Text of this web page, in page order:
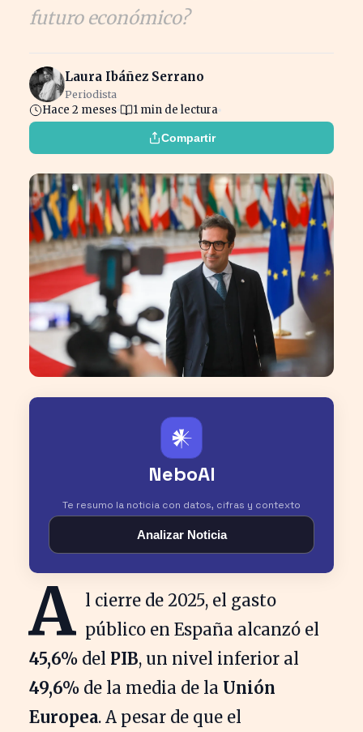
futuro económico?
Laura Ibáñez Serrano
Periodista
Hace 2 meses 1 min de lectura
Compartir
𒀭
NeboAI
Te resumo la noticia con datos, cifras y contexto
Analizar Noticia
A l cierre de 2025, el gasto
público en España alcanzó el
45,6% del PIB, un nivel inferior al
49,6% de la media de la Unión
Europea. A pesar de que el